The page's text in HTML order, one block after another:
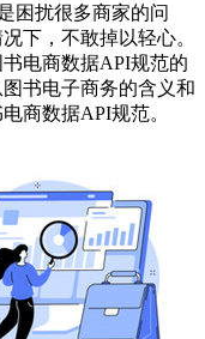
扰很多商家的问
下，不敢掉以轻心。
电商数据API规范的
书电子商务的含义和
商数据API规范。